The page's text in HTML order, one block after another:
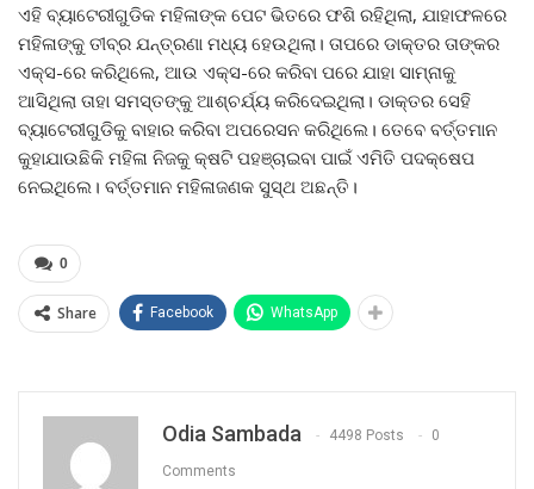
ଏହି ବ୍ୟାଟେରୀଗୁଡିକ ମହିଳାଙ୍କ ପେଟ ଭିତରେ ଫଶି ରହିଥିଲା, ଯାହାଫଳରେ
ମହିଳାଙ୍କୁ ତୀବ୍ର ଯନ୍ତ୍ରଣା ମଧ୍ୟ ହେଉଥିଲା। ତାପରେ ଡାକ୍ତର ତାଙ୍କର
ଏକ୍ସ-ରେ କରିଥିଲେ, ଆଉ ଏକ୍ସ-ରେ କରିବା ପରେ ଯାହା ସାମ୍ନାକୁ
ଆସିଥିଲା ତାହା ସମସ୍ତଙ୍କୁ ଆଶ୍ଚର୍ଯ୍ୟ କରିଦେଇଥିଲା। ଡାକ୍ତର ସେହି
ବ୍ୟାଟେରୀଗୁଡିକୁ ବାହାର କରିବା ଅପରେସନ କରିଥିଲେ। ତେବେ ବର୍ତ୍ତମାନ
କୁହାଯାଉଛିକି ମହିଳା ନିଜକୁ କ୍ଷଟି ପହଞ୍ଚାଇବା ପାଇଁ ଏମିତି ପଦକ୍ଷେପ
ନେଇଥିଲେ। ବର୍ତ୍ତମାନ ମହିଳାଜଣକ ସୁସ୍ଥ ଅଛନ୍ତି।
0
Share Facebook WhatsApp
Odia Sambada 4498 Posts 0
Comments